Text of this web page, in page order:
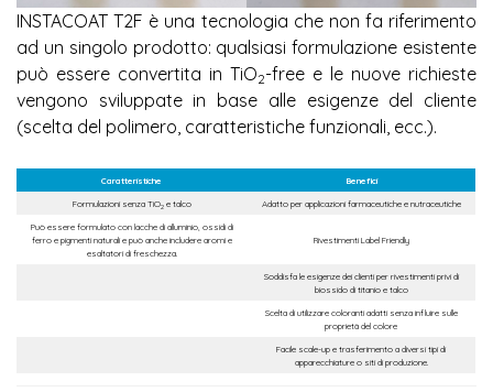
INSTACOAT T2F è una tecnologia che non fa riferimento
ad un singolo prodotto: qualsiasi formulazione esistente
può essere convertita in TiO2-free e le nuove richieste
vengono sviluppate in base alle esigenze del cliente
(scelta del polimero, caratteristiche funzionali, ecc.).